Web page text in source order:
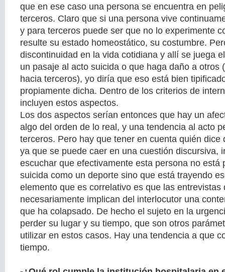
que en ese caso una persona se encuentra en
terceros. Claro que si una persona vive
y para terceros puede ser que no lo experimente
resulte su estado homeostático, su costumbre.
discontinuidad en la vida cotidiana y allí se juega
un pasaje al acto suicida o que haga daño a otros
hacia terceros), yo diría que eso está bien
propiamente dicha. Dentro de los criterios de
incluyen estos aspectos.
Los dos aspectos serían entonces que hay un
algo del orden de lo real, y una tendencia al acto
terceros. Pero hay que tener en cuenta quién dice
ya que se puede caer en una cuestión discursiva,
escuchar que efectivamente esta persona no está
suicida como un deporte sino que está trayendo
elemento que es correlativo es que las entrevistas
necesariamente implican del interlocutor una
que ha colapsado. De hecho el sujeto en la
perder su lugar y su tiempo, que son otros
utilizar en estos casos. Hay una tendencia a que
tiempo.